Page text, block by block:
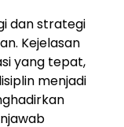
dan strategi
Kejelasan
yang tepat,
menjadi